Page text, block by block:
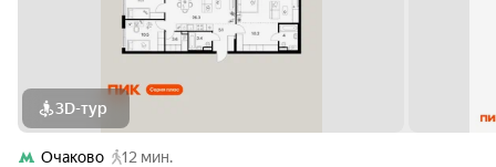
3D-тур
Очаково
12 мин.